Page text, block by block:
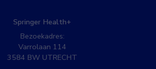
Springer Health+
Bezoekadres:
Varrolaan 114
3584 BW UTRECHT